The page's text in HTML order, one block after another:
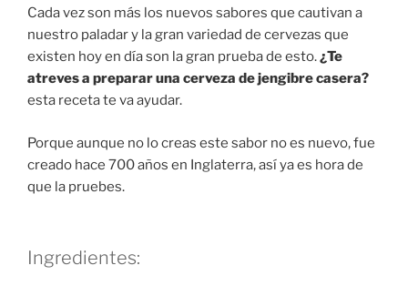
Cada vez son más los nuevos sabores que cautivan a
nuestro paladar y la gran variedad de cervezas que
existen hoy en día son la gran prueba de esto.¿Te
atreves a preparar una cerveza de jengibre casera?
esta receta te va ayudar.
Porque aunque no lo creas este sabor no es nuevo, fue
creado hace 700 años en Inglaterra, así ya es hora de
que la pruebes.
Ingredientes: